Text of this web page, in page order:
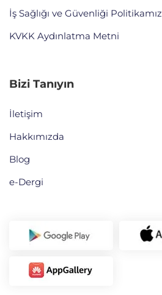
İş Sağlığı ve Güvenliği Politikamız
KVKK Aydınlatma Metni
Bizi Tanıyın
İletişim
Hakkımızda
Blog
e-Dergi